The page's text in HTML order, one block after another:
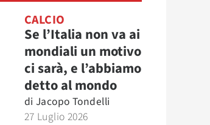
CALCIO
Se l’Italia non va ai
mondiali un motivo
ci sarà, e l’abbiamo
detto al mondo
di Jacopo Tondelli
27 Luglio 2026